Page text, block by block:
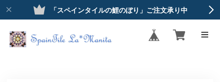
「スペインタイルの鯉のぼり」ご注文承り中